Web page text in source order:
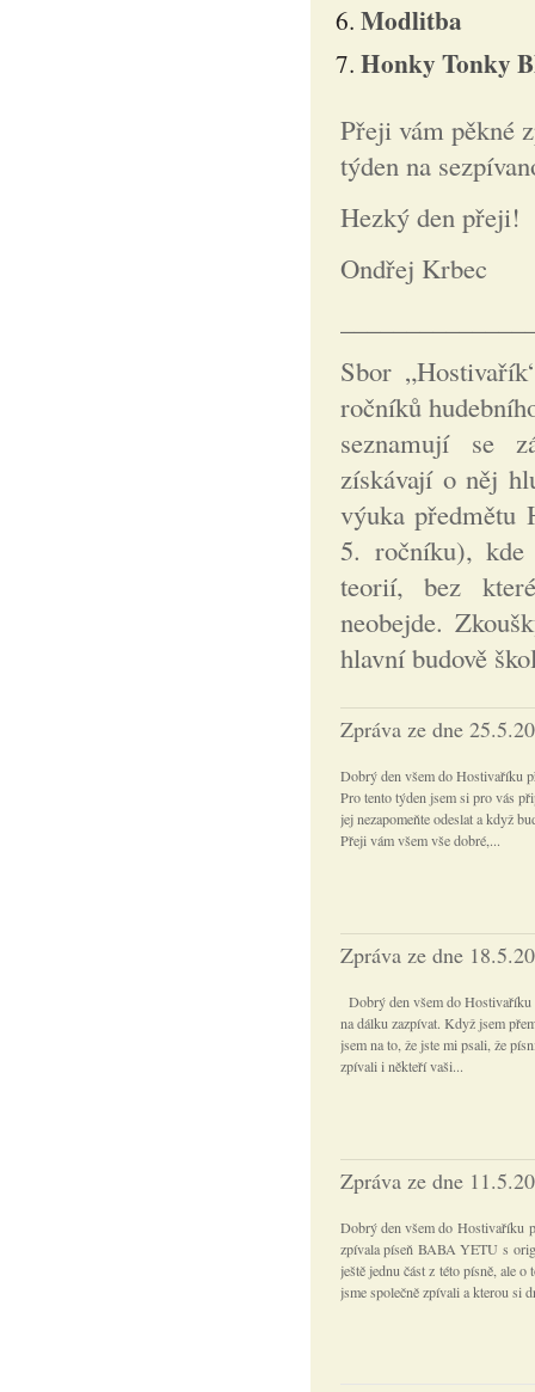
Modlitba
Honky Tonky
Přeji vám pěkné
týden na
Hezký den přeji!
Ondřej Krbec
Sbor
ročníků
seznamují se
získávají o něj
výuka předmětu
5. ročníku), kde
teorií, bez
neobejde.
hlavní budově
Zpráva ze dne
Dobrý den všem do Hostivaříku
Pro tento týden jsem si pro vás
jej nezapomeňte odeslat a když
Přeji vám všem vše dobré,...
Zpráva ze dne
Dobrý den všem do Hostivaříku
na dálku zazpívat. Když jsem
jsem na to, že jste mi psali, že
zpívali i někteří vaši...
Zpráva ze dne
Dobrý den všem do Hostivaříku
zpívala píseň BABA YETU s
ještě jednu část z této písně, ale
jsme společně zpívali a kterou si